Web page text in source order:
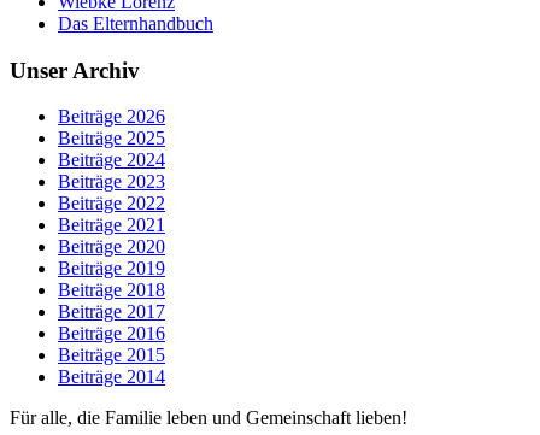
Das Elternhandbuch
Unser Archiv
Beiträge 2026
Beiträge 2025
Beiträge 2024
Beiträge 2023
Beiträge 2022
Beiträge 2021
Beiträge 2020
Beiträge 2019
Beiträge 2018
Beiträge 2017
Beiträge 2016
Beiträge 2015
Beiträge 2014
Für alle, die Familie leben und Gemeinschaft lieben!